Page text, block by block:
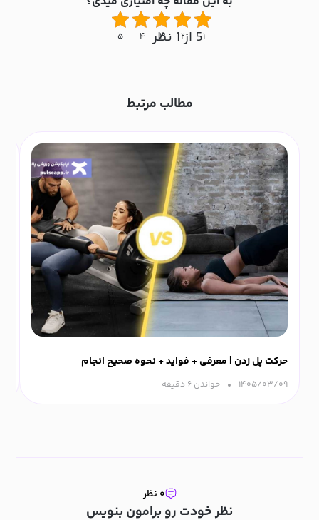
5 از 1 نظر۱ ۲ ۳ ۴ ۵
مطالب مرتبط
حرکت پل زدن | معرفی + فواید + نحوه صحیح انجام
۱۴۰۵/۰۳/۰۹ خواندن ۶ دقیقه‌
نظر خودت رو برامون بنویس
۰ نظر